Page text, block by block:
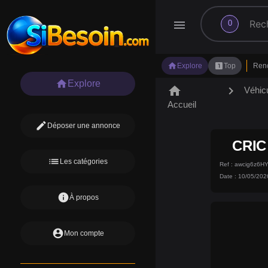
menu 0
search
home Explore looks_oneTop
home Explore
edit Déposer une annonce
list Les catégories
infoÀ propos
account_circle Mon compte
home
Accueil
chevron_right
Ref :
Date : 10/05/